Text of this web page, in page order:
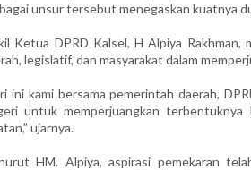
unsur tersebut menegaskan kuatnya
Ketua DPRD Kalsel, H Alpiya
legislatif, dan masyarakat dalam
ini kami bersama pemerintah daerah,
untuk memperjuangkan
ujarnya.
HM. Alpiya, aspirasi pemekaran